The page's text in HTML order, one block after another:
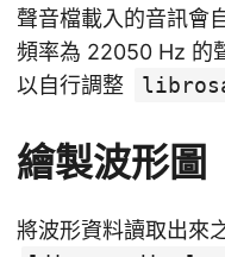
聲音檔載入的音訊會
頻率為 22050 Hz 的
以自行調整
繪製波形圖
將波形資料讀取出來